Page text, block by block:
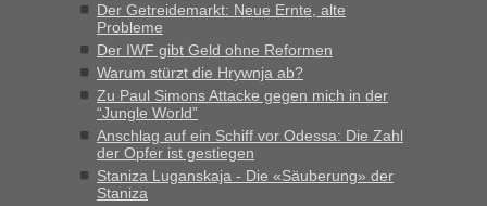
inBerichte und Reisetipps • Re: Mit dem Zug in
die Ukraine
„Man sollte aber explizit dazu schreiben, daß es ein Zug von
LeoExpress ist - und nur auf deren Webseite kann man die
Fahrkarten kaufen. Zumindest ist es die erste Umsteigefreie
Verbindung von Deutschland...“
Recht, Visa und Dokumente • Re: Deklaration
Der Getreidemarkt: Neue Ernte, alte
Probleme
Der IWF gibt Geld ohne Reformen
Warum stürzt die Hrywnja ab?
Zu Paul Simons Attacke gegen mich in der
“Jungle World”
Anschlag auf ein Schiff vor Odessa: Die Zahl
der Opfer ist gestiegen
Staniza Luganskaja - Die «Säuberung» der
Staniza